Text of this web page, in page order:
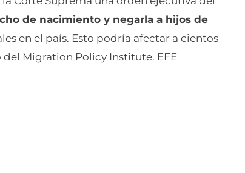
de nacimiento y negarla a hijos de
en el país. Esto podría afectar a cientos
Migration Policy Institute. EFE